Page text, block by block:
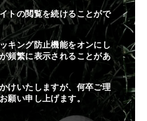
トの閲覧を続けることがで
キング防止機能をオンにし
頻繁に表示されることがあ
けいたしますが、何卒ご理
願い申し上げます。